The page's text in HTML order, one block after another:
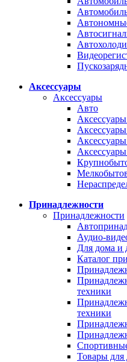
Аксессуары
Аксессуары
Авто
Принадлежности
Принадлежности
Аудио-
Для дома и
Каталог
техники
техники
Товары для